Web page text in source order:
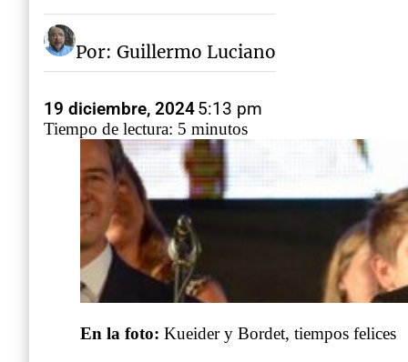
Por: Guillermo Luciano
19 diciembre, 20245:13 pm
Tiempo de lectura: 5 minutos
En la foto: Kueider y Bordet, tiempos felices